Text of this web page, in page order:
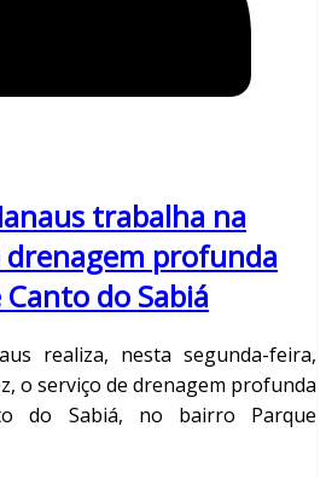
trabalha na
profunda
do Sabiá
realiza, nesta segunda-feira,
o serviço de drenagem profunda
do Sabiá, no bairro Parque